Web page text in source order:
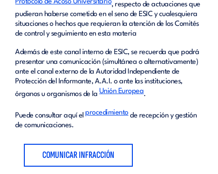
Protocolo de Acoso Universitario, respecto de actuaciones que
pudieran haberse cometido en el seno de ESIC y cualesquiera
situaciones o hechos que requieran la atención de los Comités
de control y seguimiento en esta materia
Además de este canal interno de ESIC, se recuerda que podrá
presentar una comunicación (simultánea o alternativamente)
ante el canal externo de la Autoridad Independiente de
Protección del Informante, A.A.I. o ante las instituciones,
órganos u organismos de laUnión Europea.
Puede consultar aquí elprocedimientode recepción y gestión
de comunicaciones.
COMUNICAR INFRACCIÓN